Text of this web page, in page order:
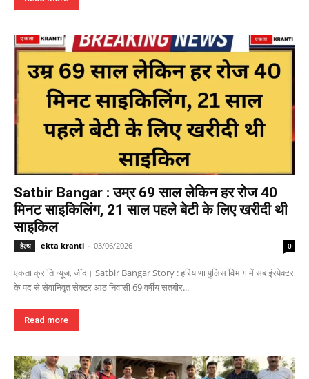
Satbir Bangar : उम्र 69 साल लेकिन हर रोज 40
मिनट साइकिलिंग, 21 साल पहले बेटी के लिए खरीदी थी
साइकिल
हेल्थ ekta kranti - 03/06/2026 0
एकता क्रांति न्यूज, जींद। Satbir Bangar Story : हरियाणा पुलिस विभाग में सब इंस्पेक्टर
के पद से सेवानिवृत सेक्टर आठ निवासी 69 वर्षीय सतबीर...
Read more